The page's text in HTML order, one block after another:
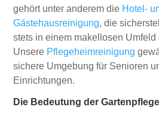
gehört unter anderem die Hotel-
Gästehausreinigung, die
stets in einem makellosen
Unsere Pflegeheimreinigung
sichere Umgebung für Senioren
Einrichtungen.
Die Bedeutung der Gartenpflege